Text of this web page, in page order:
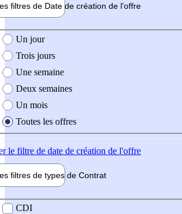
filtres de Date de création de l'offre
création de l'offre
Un jour
Trois jours
Une semaine
Deux semaines
Un mois
Toutes les offres
le filtre de date de création de l'offre
filtres de types de Contrat
contrat
CDI